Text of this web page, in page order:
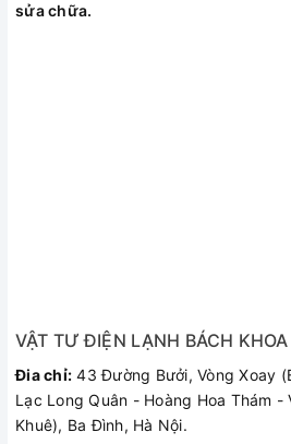
sửa chữa.
VẬT TƯ ĐIỆN LẠNH BÁCH KHOA
Đia chỉ: 43 Đường Bưởi, Vòng Xoay
Lạc Long Quân - Hoàng Hoa Thám -
Khuê), Ba Đình, Hà Nội.